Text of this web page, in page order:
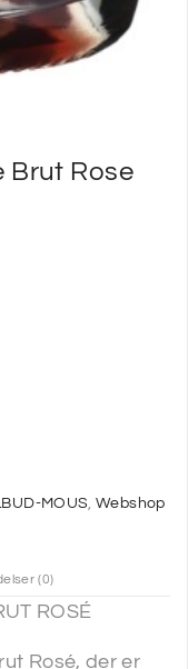
Brut Rose
MOUS,Webshop
(0)
ROSÉ
Rosé, der er